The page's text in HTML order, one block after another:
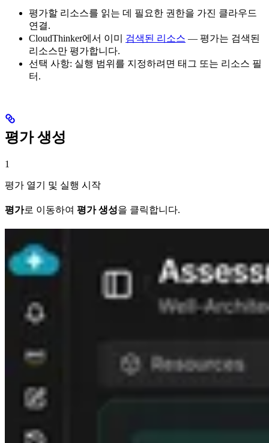
평가할 리소스를 읽는 데 필요한 권한을 가진 클라우드
연결.
CloudThinker에서 이미 검색된 리소스 — 평가는 검색된
리소스만 평가합니다.
선택 사항: 실행 범위를 지정하려면 태그 또는 리소스 필
터.
평가 생성
1
평가 열기 및 실행 시작
평가로 이동하여 평가 생성을 클릭합니다.